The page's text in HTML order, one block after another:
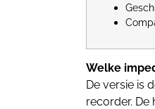
Welke
De versie is
recorder.